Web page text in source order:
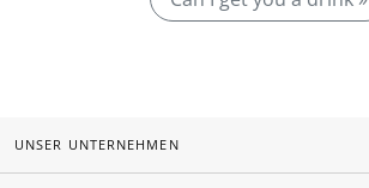
UNSER UNTERNEHMEN